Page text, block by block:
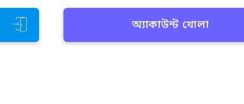
অ্যাকাউন্ট খোলা